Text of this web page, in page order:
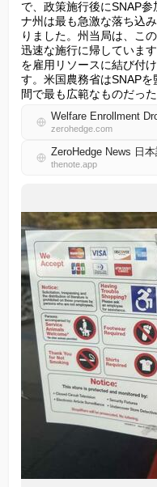
で、政策施行後にSNAP
ナ州は最も急激な落ち込
りました。州当局は、こ
迅速な施行に帰していま
を雇用リソースに結び付
す。米国農務省はSNAP
間で最も広範なものだっ
zerohedge.com
ZeroHedge News 日
thenote.app